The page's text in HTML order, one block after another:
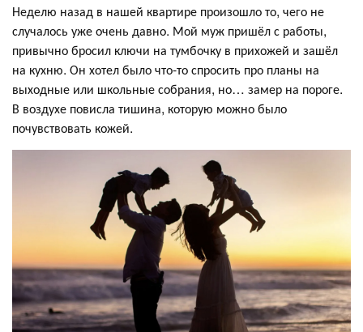
Неделю назад в нашей квартире произошло то, чего не
случалось уже очень давно. Мой муж пришёл с работы,
привычно бросил ключи на тумбочку в прихожей и зашёл
на кухню. Он хотел было что-то спросить про планы на
выходные или школьные собрания, но… замер на пороге.
В воздухе повисла тишина, которую можно было
почувствовать кожей.